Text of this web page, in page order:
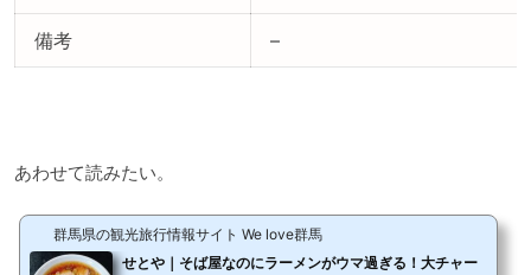
備考 –
あわせて読みたい。
群馬県の観光旅行情報サイト We love群馬
せとや｜そば屋なのにラーメンがウマ過ぎる！大チャー